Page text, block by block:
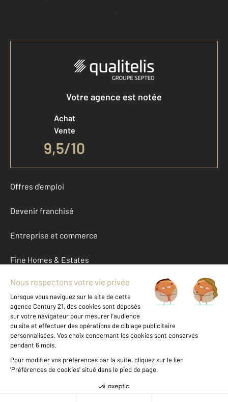
Accéder à mon compte
Votre agence est notée
Achat
Vente
9,5/10
Offres d'emploi
Devenir franchisé
Entreprise et commerce
Fine Homes & Estates
À propos
International
Nous contacter
Données personnelles